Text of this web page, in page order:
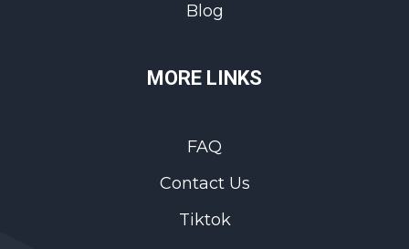
Blog
MORE LINKS
FAQ
Contact Us
Tiktok